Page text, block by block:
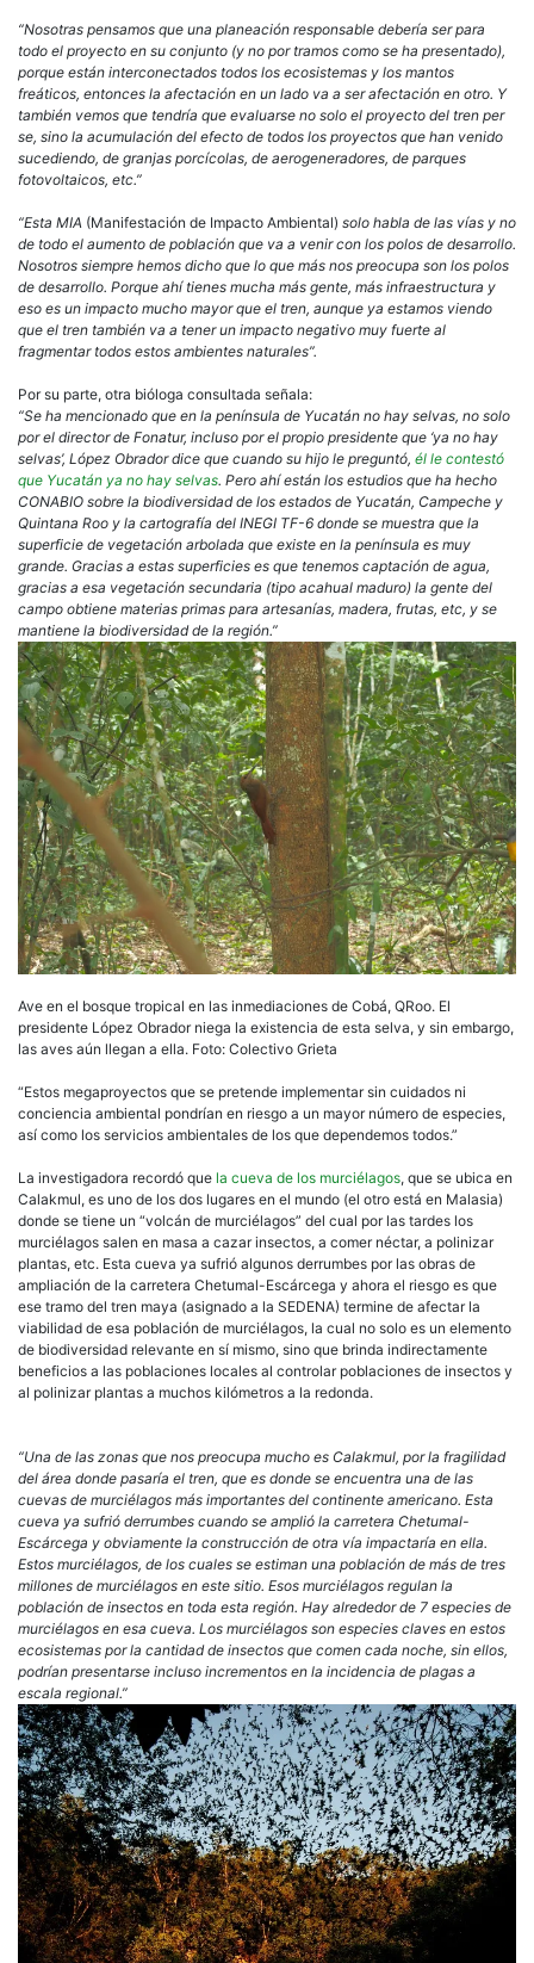
“Nosotras pensamos que una planeación responsable debería ser para
todo el proyecto en su conjunto (y no por tramos como se ha presentado),
porque están interconectados todos los ecosistemas y los mantos
freáticos, entonces la afectación en un lado va a ser afectación en otro. Y
también vemos que tendría que evaluarse no solo el proyecto del tren per
se, sino la acumulación del efecto de todos los proyectos que han venido
sucediendo, de granjas porcícolas, de aerogeneradores, de parques
fotovoltaicos, etc.”
“Esta MIA (Manifestación de Impacto Ambiental) solo habla de las vías y no
de todo el aumento de población que va a venir con los polos de desarrollo.
Nosotros siempre hemos dicho que lo que más nos preocupa son los polos
de desarrollo. Porque ahí tienes mucha más gente, más infraestructura y
eso es un impacto mucho mayor que el tren, aunque ya estamos viendo
que el tren también va a tener un impacto negativo muy fuerte al
fragmentar todos estos ambientes naturales”.
Por su parte, otra bióloga consultada señala:
“Se ha mencionado que en la península de Yucatán no hay selvas, no solo
por el director de Fonatur, incluso por el propio presidente que ‘ya no hay
selvas’, López Obrador dice que cuando su hijo le preguntó, él le contestó
que Yucatán ya no hay selvas. Pero ahí están los estudios que ha hecho
CONABIO sobre la biodiversidad de los estados de Yucatán, Campeche y
Quintana Roo y la cartografía del INEGI TF-6 donde se muestra que la
superficie de vegetación arbolada que existe en la península es muy
grande. Gracias a estas superficies es que tenemos captación de agua,
gracias a esa vegetación secundaria (tipo acahual maduro) la gente del
campo obtiene materias primas para artesanías, madera, frutas, etc, y se
mantiene la biodiversidad de la región.”
Ave en el bosque tropical en las inmediaciones de Cobá, QRoo. El
presidente López Obrador niega la existencia de esta selva, y sin embargo,
las aves aún llegan a ella. Foto: Colectivo Grieta
“Estos megaproyectos que se pretende implementar sin cuidados ni
conciencia ambiental pondrían en riesgo a un mayor número de especies,
así como los servicios ambientales de los que dependemos todos.”
La investigadora recordó que la cueva de los murciélagos, que se ubica en
Calakmul, es uno de los dos lugares en el mundo (el otro está en Malasia)
donde se tiene un “volcán de murciélagos” del cual por las tardes los
murciélagos salen en masa a cazar insectos, a comer néctar, a polinizar
plantas, etc. Esta cueva ya sufrió algunos derrumbes por las obras de
ampliación de la carretera Chetumal-Escárcega y ahora el riesgo es que
ese tramo del tren maya (asignado a la SEDENA) termine de afectar la
viabilidad de esa población de murciélagos, la cual no solo es un elemento
de biodiversidad relevante en sí mismo, sino que brinda indirectamente
beneficios a las poblaciones locales al controlar poblaciones de insectos y
al polinizar plantas a muchos kilómetros a la redonda.
“Una de las zonas que nos preocupa mucho es Calakmul, por la fragilidad
del área donde pasaría el tren, que es donde se encuentra una de las
cuevas de murciélagos más importantes del continente americano. Esta
cueva ya sufrió derrumbes cuando se amplió la carretera Chetumal-
Escárcega y obviamente la construcción de otra vía impactaría en ella.
Estos murciélagos, de los cuales se estiman una población de más de tres
millones de murciélagos en este sitio. Esos murciélagos regulan la
población de insectos en toda esta región. Hay alrededor de 7 especies de
murciélagos en esa cueva. Los murciélagos son especies claves en estos
ecosistemas por la cantidad de insectos que comen cada noche, sin ellos,
podrían presentarse incluso incrementos en la incidencia de plagas a
escala regional.”